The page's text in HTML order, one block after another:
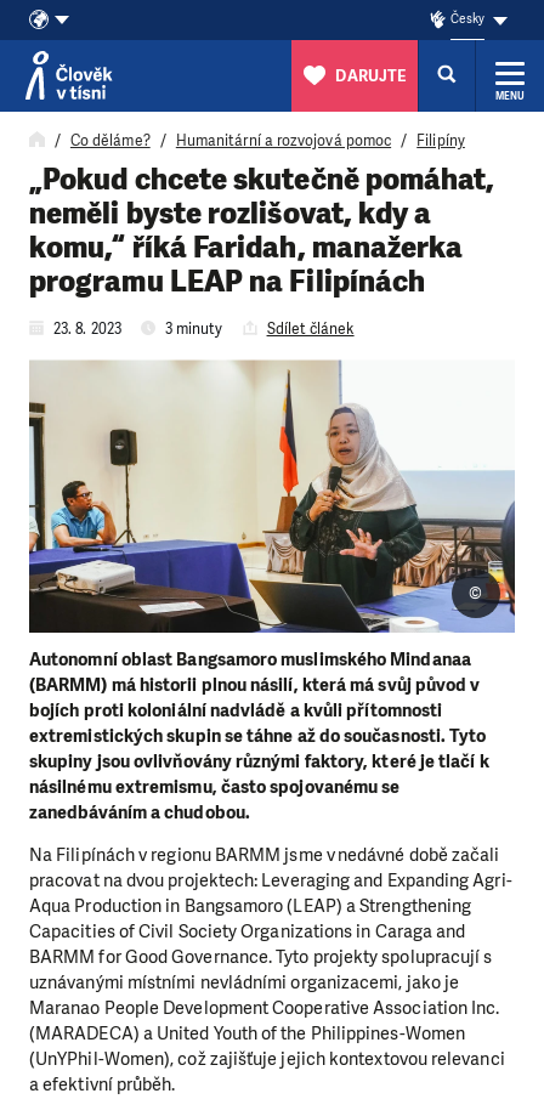
Přeskočit na obsah
Česky
DARUJTE
MENU
Co děláme? Humanitární a rozvojová pomoc Filipíny
„Pokud chcete skutečně pomáhat,
neměli byste rozlišovat, kdy a
komu,“ říká Faridah, manažerka
programu LEAP na Filipínách
23. 8. 2023 3 minuty Sdílet článek
Autonomní oblast Bangsamoro muslimského Mindanaa
(BARMM) má historii plnou násilí, která má svůj původ v
bojích proti koloniální nadvládě a kvůli přítomnosti
extremistických skupin se táhne až do současnosti. Tyto
skupiny jsou ovlivňovány různými faktory, které je tlačí k
násilnému extremismu, často spojovanému se
zanedbáváním a chudobou.
©
Na Filipínách v regionu BARMM jsme v nedávné době začali
pracovat na dvou projektech: Leveraging and Expanding Agri-
Aqua Production in Bangsamoro (LEAP) a Strengthening
Capacities of Civil Society Organizations in Caraga and
BARMM for Good Governance. Tyto projekty spolupracují s
uznávanými místními nevládními organizacemi, jako je
Maranao People Development Cooperative Association Inc.
(MARADECA) a United Youth of the Philippines-Women
(UnYPhil-Women), což zajišťuje jejich kontextovou relevanci
a efektivní průběh.